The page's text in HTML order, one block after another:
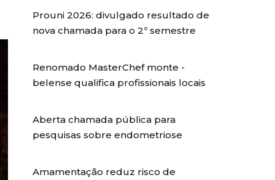
Prouni 2026: divulgado resultado de
nova chamada para o 2º semestre
Renomado MasterChef monte -
belense qualifica profissionais locais
Aberta chamada pública para
pesquisas sobre endometriose
Amamentação reduz risco de